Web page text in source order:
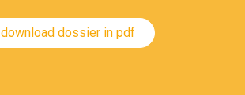
download dossier in pdf